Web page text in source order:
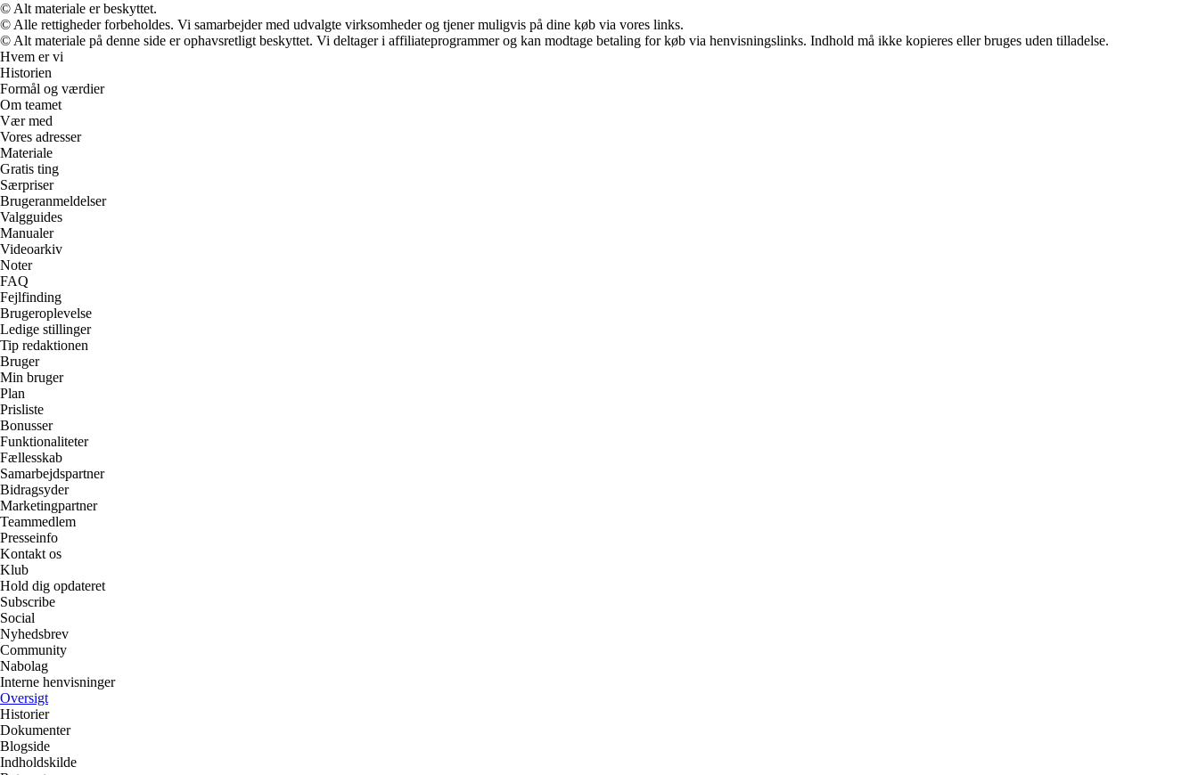
© Alt materiale er beskyttet.
© Alle rettigheder forbeholdes. Vi samarbejder med udvalgte virksomheder og tjener muligvis på dine køb via vores links.
© Alt materiale på denne side er ophavsretligt beskyttet. Vi deltager i affiliateprogrammer og kan modtage betaling for køb via henvisningslinks. Indhold må ikke kopieres eller bruges uden tilladelse.
Hvem er vi
Historien
Formål og værdier
Om teamet
Vær med
Vores adresser
Materiale
Gratis ting
Særpriser
Brugeranmeldelser
Valgguides
Manualer
Videoarkiv
Noter
FAQ
Fejlfinding
Brugeroplevelse
Ledige stillinger
Tip redaktionen
Bruger
Min bruger
Plan
Prisliste
Bonusser
Funktionaliteter
Fællesskab
Samarbejdspartner
Bidragsyder
Marketingpartner
Teammedlem
Presseinfo
Kontakt os
Klub
Hold dig opdateret
Subscribe
Social
Nyhedsbrev
Community
Nabolag
Interne henvisninger
Oversigt
Historier
Dokumenter
Blogside
Indholdskilde